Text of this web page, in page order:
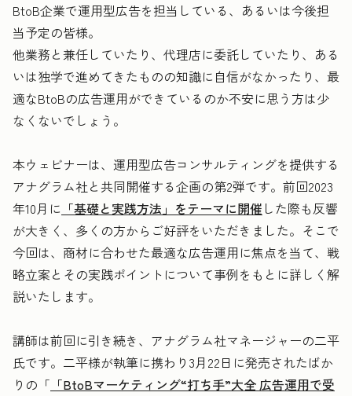
BtoB企業で運用型広告を担当している、あるいは今後担
当予定の皆様。
他業務と兼任していたり、代理店に委託していたり、ある
いは独学で進めてきたものの知識に自信がなかったり、最
適なBtoBの広告運用ができているのか不安に思う方は少
なくないでしょう。
本ウェビナーは、運用型広告コンサルティングを提供する
アナグラム社と共同開催する企画の第2弾です。前回2023
年10月に 「基礎と実践方法」をテーマに開催 した際も反響
が大きく、多くの方からご好評をいただきました。そこで
今回は、商材に合わせた最適な広告運用に焦点を当て、戦
略立案とその実践ポイントについて事例をもとに詳しく解
説いたします。
講師は前回に引き続き、アナグラム社マネージャーの二平
氏です。二平様が執筆に携わり3月22日に発売されたばか
りの「 「BtoBマーケティング“打ち手”大全 広告運用で受